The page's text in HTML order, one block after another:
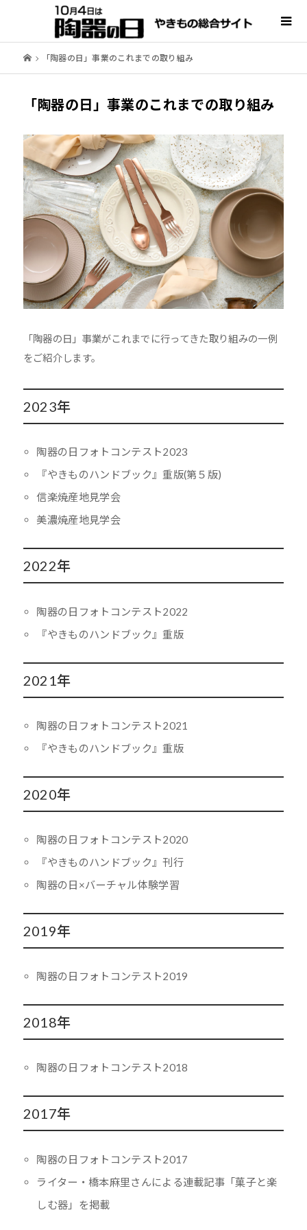
「陶器の日」事業のこれまでの取り組み
「陶器の日」事業のこれまでの取り組み
「陶器の日」事業がこれまでに行ってきた取り組みの一例
をご紹介します。
2023年
陶器の日フォトコンテスト2023
『やきものハンドブック』重版(第５版)
信楽焼産地見学会
美濃焼産地見学会
2022年
陶器の日フォトコンテスト2022
『やきものハンドブック』重版
2021年
陶器の日フォトコンテスト2021
『やきものハンドブック』重版
2020年
陶器の日フォトコンテスト2020
『やきものハンドブック』刊行
陶器の日×バーチャル体験学習
2019年
陶器の日フォトコンテスト2019
2018年
陶器の日フォトコンテスト2018
2017年
陶器の日フォトコンテスト2017
ライター・橋本麻里さんによる連載記事「菓子と楽
しむ器」を掲載